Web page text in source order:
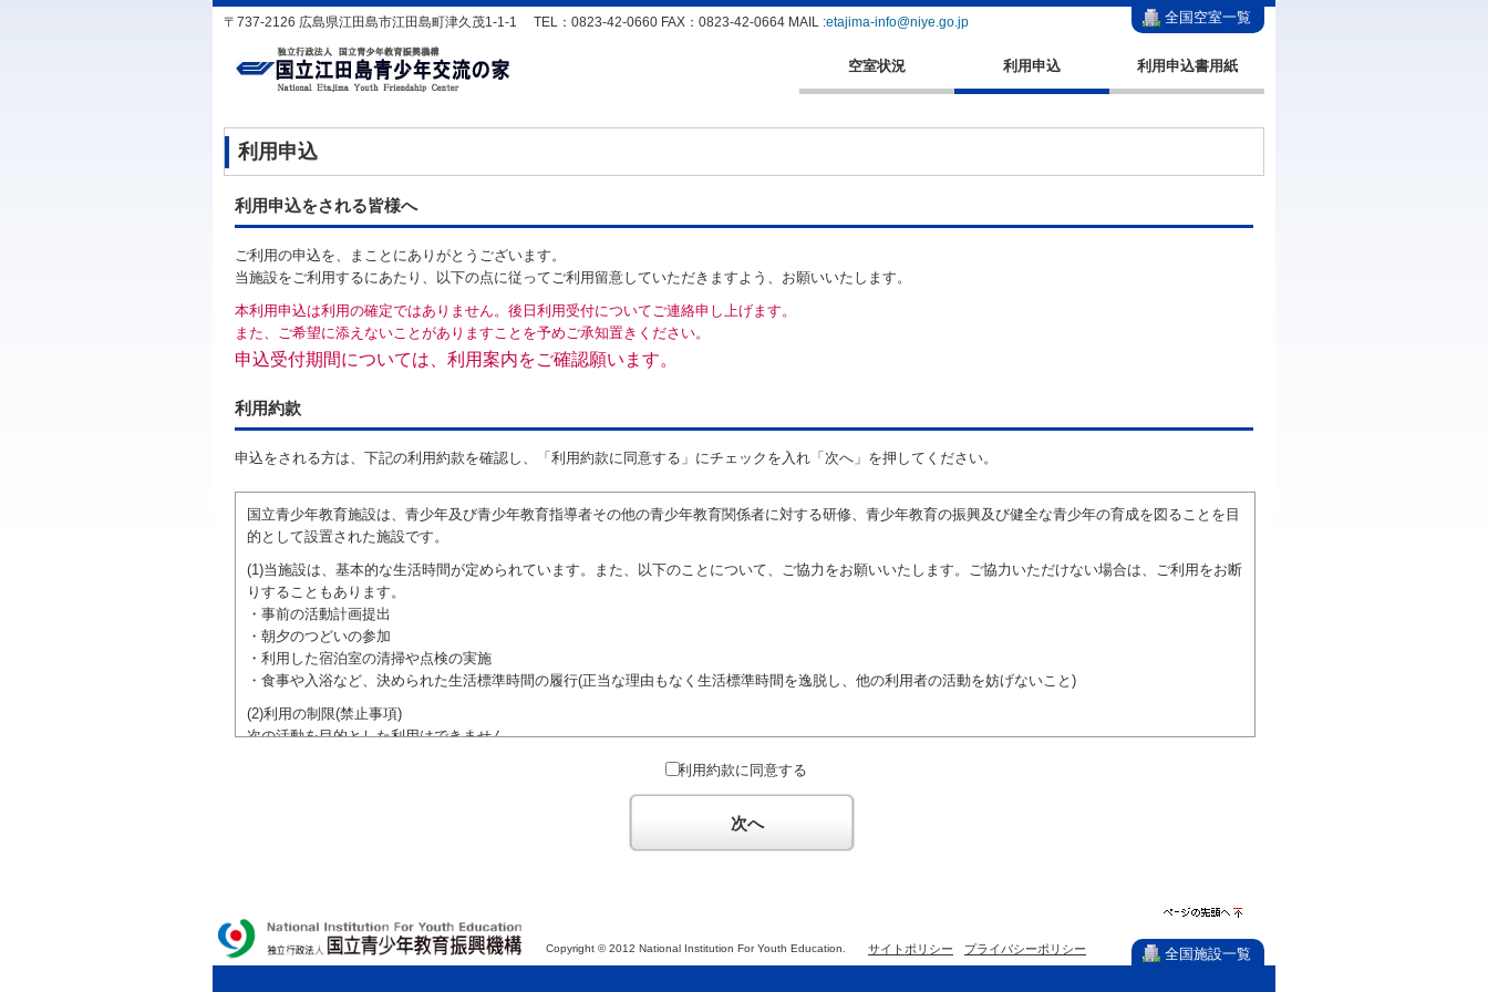
全国空室一覧
〒737-2126 広島県江田島市江田島町津久茂1-1-1 TEL：0823-42-0660 FAX：0823-42-0664 MAIL :etajima-info@niye.go.jp
空室状況 利用申込 利用申込書用紙
利用申込
利用申込をされる皆様へ
ご利用の申込を、まことにありがとうございます。
当施設をご利用するにあたり、以下の点に従ってご利用留意していただきますよう、お願いいたします。
本利用申込は利用の確定ではありません。後日利用受付についてご連絡申し上げます。
また、ご希望に添えないことがありますことを予めご承知置きください。
申込受付期間については、利用案内をご確認願います。
利用約款
申込をされる方は、下記の利用約款を確認し、「利用約款に同意する」にチェックを入れ「次へ」を押してください。
国立青少年教育施設は、青少年及び青少年教育指導者その他の青少年教育関係者に対する研修、青少年教育の振興及び健全な青少年の育成を図ることを目
的として設置された施設です。
(1)当施設は、基本的な生活時間が定められています。また、以下のことについて、ご協力をお願いいたします。ご協力いただけない場合は、ご利用をお断
りすることもあります。
・事前の活動計画提出
・朝夕のつどいの参加
・利用した宿泊室の清掃や点検の実施
・食事や入浴など、決められた生活標準時間の履行(正当な理由もなく生活標準時間を逸脱し、他の利用者の活動を妨げないこと)
(2)利用の制限(禁止事項)
次の活動を目的とした利用はできません。
●特定の政党を支持、またはこれに反対するための政治教育その他の政治的活動を目的とした利用
●特定の宗教を支持、またはこれに反対するための宗教教育その他の宗教的活動を目的とした利用(団体が施設内及び施設を利用しながら他の利用者と、地
域での勧誘活動を行ったり、自らの団体の活動をアピールする活動等)
ご利用に際しては、本約款や定められた決まりやマナーを守るとともに、他の利用団体の迷惑とならないようご協力ください。
利用約款に同意する
次へ
頭へ
Copyright © 2012 National Institution For Youth Education. サイトポリシー プライバシーポリシー 全国施設一覧